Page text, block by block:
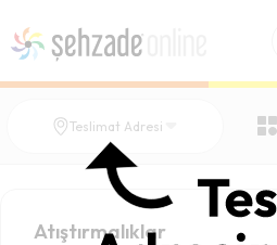
Teslimat Adresi
Atıştırmalıklar